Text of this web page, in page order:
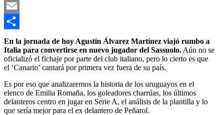
Mastodon
Email
Compartir
En la jornada de hoy Agustín Álvarez Martínez viajó rumbo a
Italia para convertirse en nuevo jugador del Sassuolo. Aún no se
oficializó el fichaje por parte del club italiano, pero lo cierto es que
el ‘Canario’ cantará por primera vez fuera de su país.
Es por eso que analizaremos la historia de los uruguayos en el
elenco de Emilia Romaña, los goleadores charrúas, los últimos
delanteros centro en jugar en Serie A, el análisis de la plantilla y lo
que sería mejor para el ex delantero de Peñarol.